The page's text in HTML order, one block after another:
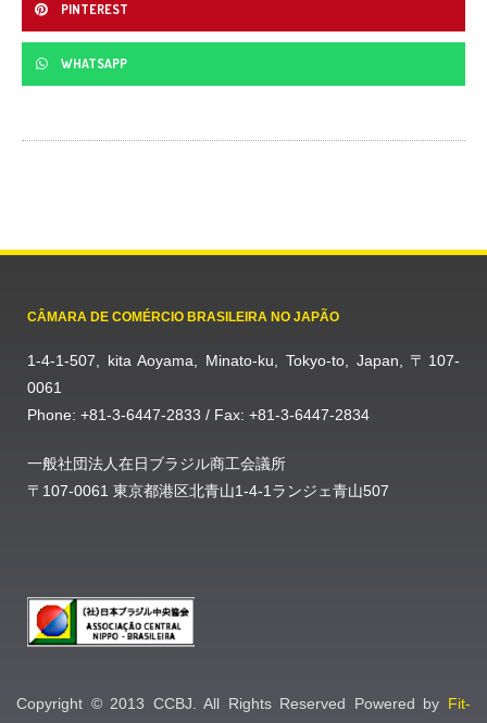
PINTEREST
WHATSAPP
CÂMARA DE COMÉRCIO BRASILEIRA NO JAPÃO
1-4-1-507, kita Aoyama, Minato-ku, Tokyo-to, Japan, 〒107-
0061
Phone: +81-3-6447-2833 / Fax: +81-3-6447-2834
一般社団法人在日ブラジル商工会議所
〒107-0061 東京都港区北青山1-4-1ランジェ青山507
Copyright © 2013 CCBJ. All Rights Reserved Powered by Fit-